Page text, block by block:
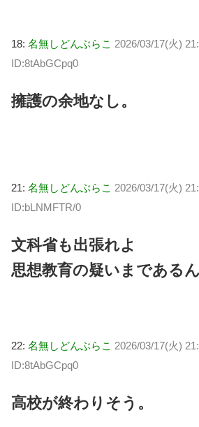
18: 名無しどんぶらこ 2026/03/17(火)
ID:8tAbGCpq0
擁護の余地なし。
21: 名無しどんぶらこ 2026/03/17(火)
ID:bLNMFTR/0
文科省も出張れよ
思想教育の疑いまである
22: 名無しどんぶらこ 2026/03/17(火)
ID:8tAbGCpq0
高校が終わりそう。